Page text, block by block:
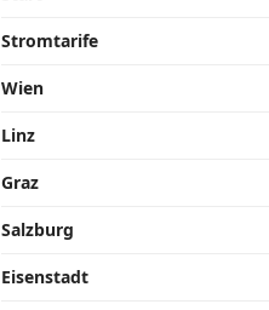
Stromtarife
Wien
Linz
Graz
Salzburg
Eisenstadt